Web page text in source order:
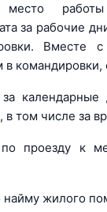
место
за рабочие
Вместе
командировки,
в том числе за
проезду к
найму жилого